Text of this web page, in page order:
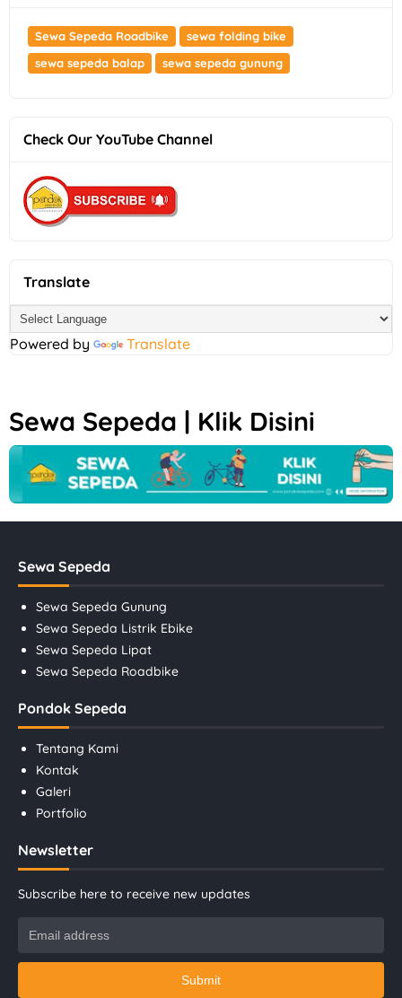
Sewa Sepeda Roadbike
sewa folding bike
sewa sepeda balap
sewa sepeda gunung
Check Our YouTube Channel
Translate
Powered by Translate
Sewa Sepeda | Klik Disini
Sewa Sepeda
Sewa Sepeda Gunung
Sewa Sepeda Listrik Ebike
Sewa Sepeda Lipat
Sewa Sepeda Roadbike
Pondok Sepeda
Tentang Kami
Kontak
Galeri
Portfolio
Newsletter
Subscribe here to receive new updates